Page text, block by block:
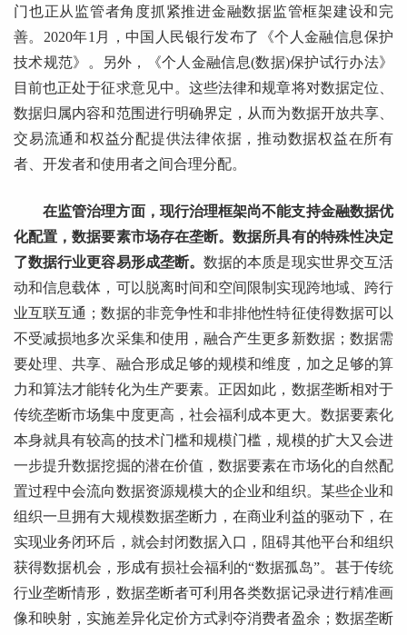
门也正从监管者角度抓紧推进金融数据监管框架建设和完
善。2020年1月，中国人民银行发布了《个人金融信息保护
技术规范》。另外，《个人金融信息(数据)保护试行办法》
目前也正处于征求意见中。这些法律和规章将对数据定位、
数据归属内容和范围进行明确界定，从而为数据开放共享、
交易流通和权益分配提供法律依据，推动数据权益在所有
者、开发者和使用者之间合理分配。
在监管治理方面，现行治理框架尚不能支持金融数据优
化配置，数据要素市场存在垄断。数据所具有的特殊性决定
了数据行业更容易形成垄断。数据的本质是现实世界交互活
动和信息载体，可以脱离时间和空间限制实现跨地域、跨行
业互联互通；数据的非竞争性和非排他性特征使得数据可以
不受减损地多次采集和使用，融合产生更多新数据；数据需
要处理、共享、融合形成足够的规模和维度，加之足够的算
力和算法才能转化为生产要素。正因如此，数据垄断相对于
传统垄断市场集中度更高，社会福利成本更大。数据要素化
本身就具有较高的技术门槛和规模门槛，规模的扩大又会进
一步提升数据挖掘的潜在价值，数据要素在市场化的自然配
置过程中会流向数据资源规模大的企业和组织。某些企业和
组织一旦拥有大规模数据垄断力，在商业利益的驱动下，在
实现业务闭环后，就会封闭数据入口，阻碍其他平台和组织
获得数据机会，形成有损社会福利的“数据孤岛”。甚于传统
行业垄断情形，数据垄断者可利用各类数据记录进行精准画
像和映射，实施差异化定价方式剥夺消费者盈余；数据垄断